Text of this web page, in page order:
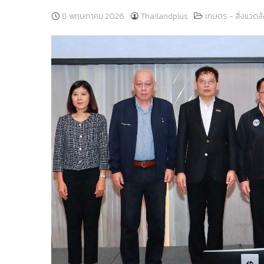
8 พฤษภาคม 2026 Thailandplus เกษตร - สิ่งแวด